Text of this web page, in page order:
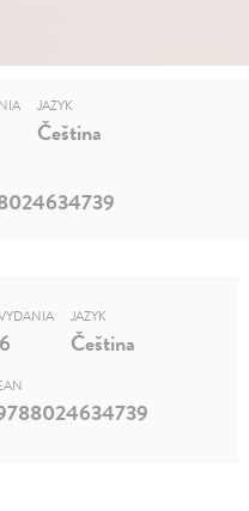
JAZYK
Čeština
JAZYK
Čeština